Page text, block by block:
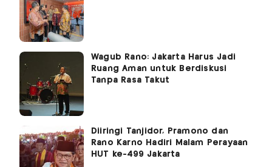
Wagub Rano: Jakarta Harus Jadi
Ruang Aman untuk Berdiskusi
Tanpa Rasa Takut
Diiringi Tanjidor, Pramono dan
Rano Karno Hadiri Malam Perayaan
HUT ke-499 Jakarta